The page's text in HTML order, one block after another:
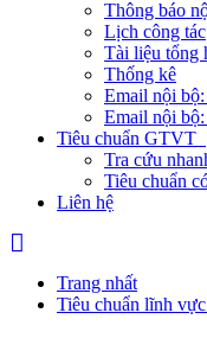
Thông báo
Lịch công tác
Tài liệu tổng
Thống kê
Email nội
Email nội
Tiêu chuẩn GTVT
Tra cứu
Tiêu chuẩn
Liên hệ
Trang nhất
Tiêu chuẩn lĩnh